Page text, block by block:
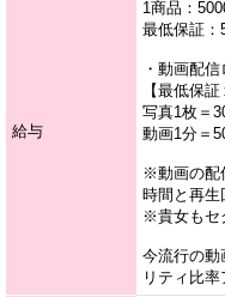
給与
1商品：
最低保証：
・動画配
【最低保
写真1枚＝
動画1分＝
※動画の配
時間と再生
※貴女もセ
今流行の動
リティ比率